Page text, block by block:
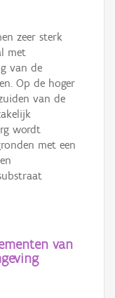
zeer sterk
met
van de
Op de hoger
van de
wordt
met een
van